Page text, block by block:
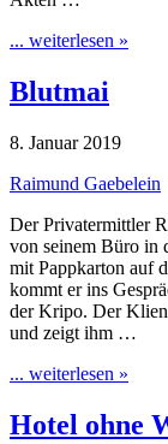
... weiterlesen »
Blutmai
8. Januar 2019
Raimund Gaebelein
Der Privatermittler
von seinem Büro in
mit Pappkarton auf
kommt er ins
der Kripo. Der
und zeigt ihm …
... weiterlesen »
Hotel ohne